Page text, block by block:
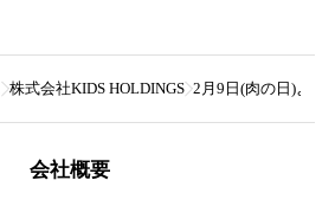
株式会社KIDS HOLDINGS 2月9日(肉の日)より
会社概要